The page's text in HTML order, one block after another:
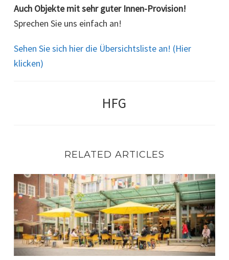
Auch Objekte mit sehr guter Innen-Provision!
Sprechen Sie uns einfach an!
Sehen Sie sich hier die Übersichtsliste an! (Hier
klicken)
HFG
RELATED ARTICLES
Dein nächster großer Deal!